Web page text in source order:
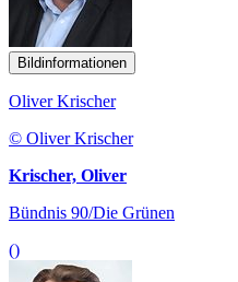
Bildinformationen
Oliver Krischer
© Oliver Krischer
Krischer, Oliver
Bündnis 90/Die Grünen
()